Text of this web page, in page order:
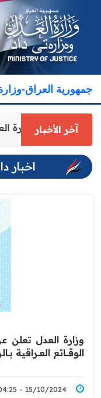
جمهورية العراق-
آخر الأخباروكيل
اخبار
وزارة العدل تعلن عن
‏الوقــــائع العــراقية
15/10/2024 - 04:25 صباحًا